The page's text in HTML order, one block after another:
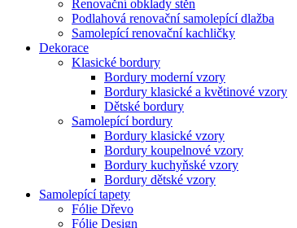
Renovační obklady stěn
Podlahová renovační samolepící dlažba
Samolepící renovační kachličky
Dekorace
Klasické bordury
Bordury moderní vzory
Bordury klasické a květinové vzory
Dětské bordury
Samolepící bordury
Bordury klasické vzory
Bordury koupelnové vzory
Bordury kuchyňské vzory
Bordury dětské vzory
Samolepící tapety
Fólie Dřevo
Fólie Design